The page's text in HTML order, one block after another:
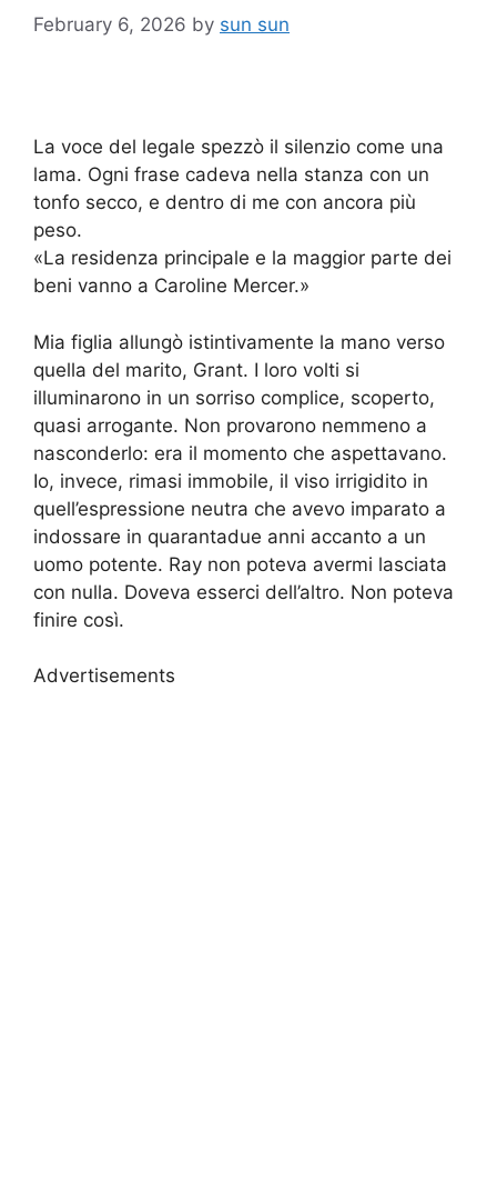
February 6, 2026 by sun sun
La voce del legale spezzò il silenzio come una
lama. Ogni frase cadeva nella stanza con un
tonfo secco, e dentro di me con ancora più
peso.
«La residenza principale e la maggior parte dei
beni vanno a Caroline Mercer.»
Mia figlia allungò istintivamente la mano verso
quella del marito, Grant. I loro volti si
illuminarono in un sorriso complice, scoperto,
quasi arrogante. Non provarono nemmeno a
nasconderlo: era il momento che aspettavano.
Io, invece, rimasi immobile, il viso irrigidito in
quell’espressione neutra che avevo imparato a
indossare in quarantadue anni accanto a un
uomo potente. Ray non poteva avermi lasciata
con nulla. Doveva esserci dell’altro. Non poteva
finire così.
Advertisements